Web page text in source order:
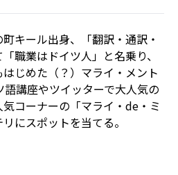
キール出身、「翻訳・通訳・
職業はドイツ人」と名乗り、
じめた（？）マライ・メント
講座やツイッターで大人気の
コーナーの「マライ・de・ミ
にスポットを当てる。